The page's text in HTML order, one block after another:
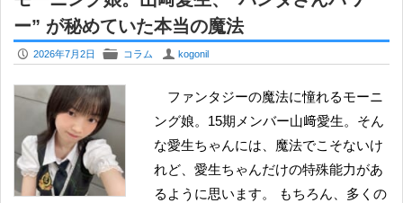
ー” が秘めていた本当の魔法
P 2026年7月2日 F コラム U kogonil
ファンタジーの魔法に憧れるモーニ
ング娘。15期メンバー山﨑愛生。そん
な愛生ちゃんには、魔法でこそないけ
れど、愛生ちゃんだけの特殊能力があ
るように思います。 もちろん、多くの